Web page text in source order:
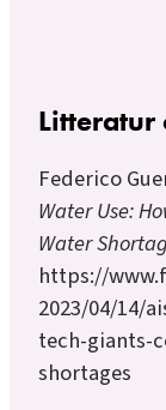
Federico
Water Use:
Water
https://
2023/04/14/
tech-giants-
shortages